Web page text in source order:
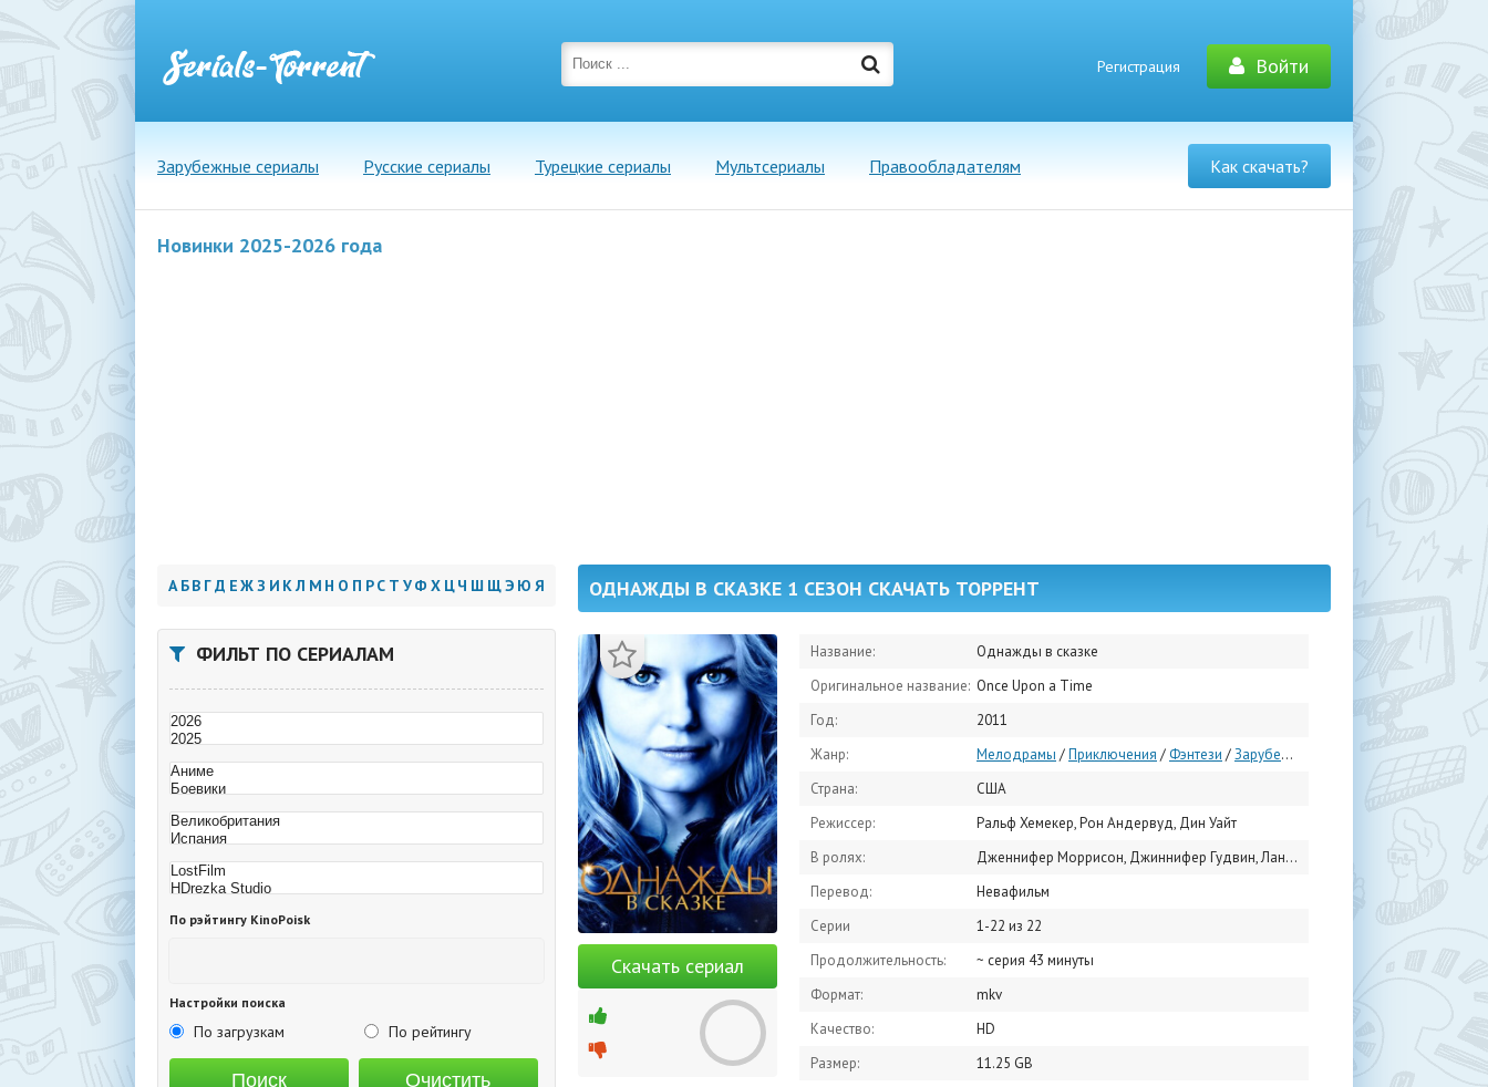
Регистрация Войти
Зарубежные сериалы Русские сериалы Турецкие сериалы Мультсериалы Правообладателям Как скачать?
Новинки 2025-2026 года
ОДНАЖДЫ В СКАЗКЕ 1 СЕЗОН СКАЧАТЬ ТОРРЕНТ
Скачать сериал
Название:
Однажды в сказке
Оригинальное название: Once Upon a Time
Год:
2011
Жанр:
Мелодрамы /Приключения /Фэнтези /Зарубежные сериалы
Страна:
США
Режиссер:
Ральф Хемекер, Рон Андервуд, Дин Уайт
В ролях:
Дженнифер Моррисон, Джиннифер Гудвин, Лана Паррия, Джошуа Даллас, Джаред Гилмор, Роберт Карлайл, Рафаэль Сбардж, Колин О’Донохью, Эмили де Рэвин, Ребекка Мэдер
Перевод:
Невафильм
Серии
1-22 из 22
Продолжительность:
~ серия 43 минуты
Формат:
mkv
Качество:
HD
Размер:
11.25 GB
А БВ ГД ЕЖЗ И КЛ М Н О П РС Т УФ Х ЦЧ Ш ЩЭ Ю Я
ФИЛЬТ ПО СЕРИАЛАМ
По рэйтингу KinoPoisk
Настройки поиска
По загрузкам По рейтингу